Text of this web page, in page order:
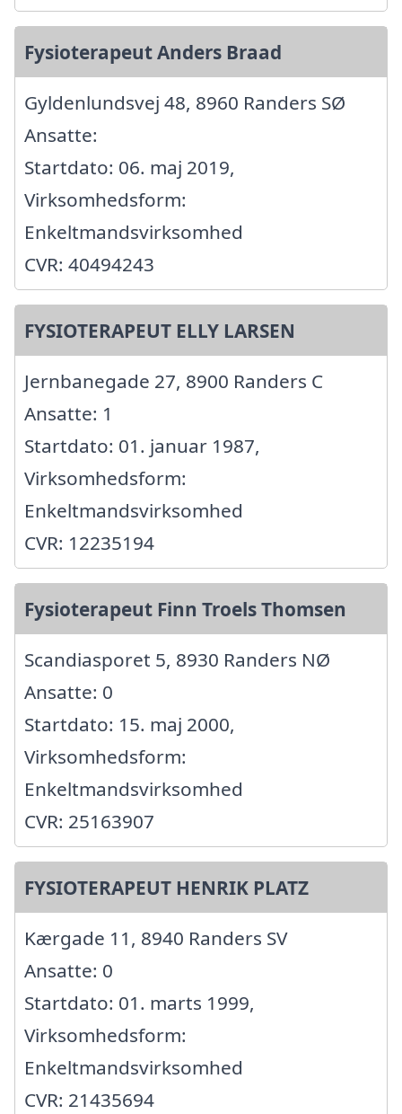
Fysioterapeut Anders Braad
Gyldenlundsvej 48, 8960 Randers SØ
Ansatte:
Startdato: 06. maj 2019,
Virksomhedsform:
Enkeltmandsvirksomhed
CVR: 40494243
FYSIOTERAPEUT ELLY LARSEN
Jernbanegade 27, 8900 Randers C
Ansatte: 1
Startdato: 01. januar 1987,
Virksomhedsform:
Enkeltmandsvirksomhed
CVR: 12235194
Fysioterapeut Finn Troels Thomsen
Scandiasporet 5, 8930 Randers NØ
Ansatte: 0
Startdato: 15. maj 2000,
Virksomhedsform:
Enkeltmandsvirksomhed
CVR: 25163907
FYSIOTERAPEUT HENRIK PLATZ
Kærgade 11, 8940 Randers SV
Ansatte: 0
Startdato: 01. marts 1999,
Virksomhedsform:
Enkeltmandsvirksomhed
CVR: 21435694